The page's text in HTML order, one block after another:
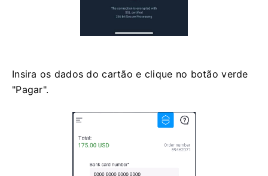
Insira os dados do cartão e clique no botão verde
"Pagar".